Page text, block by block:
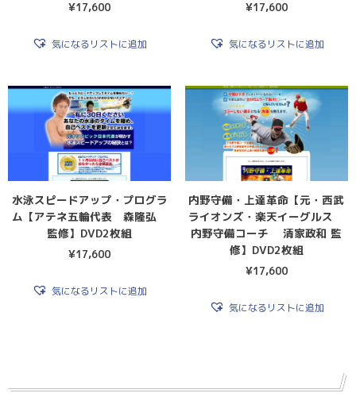
¥17,600
気になるリストに追加
¥17,600
気になるリストに追加
水泳スピードアップ・プログラ
ム【アテネ五輪代表 森隆弘
監修】DVD2枚組
¥17,600
気になるリストに追加
内野守備・上達革命【元・西武
ライオンズ・楽天イーグルス
内野守備コーチ 清家政和 監
修】DVD2枚組
¥17,600
気になるリストに追加